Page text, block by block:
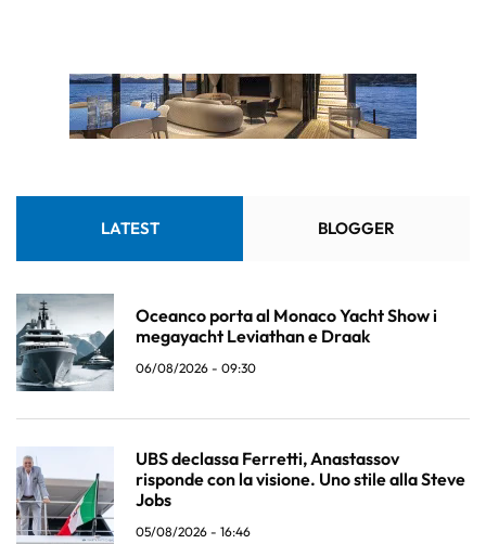
LATEST BLOGGER
Oceanco porta al Monaco Yacht Show i
megayacht Leviathan e Draak
06/08/2026 - 09:30
UBS declassa Ferretti, Anastassov
risponde con la visione. Uno stile alla Steve
Jobs
05/08/2026 - 16:46